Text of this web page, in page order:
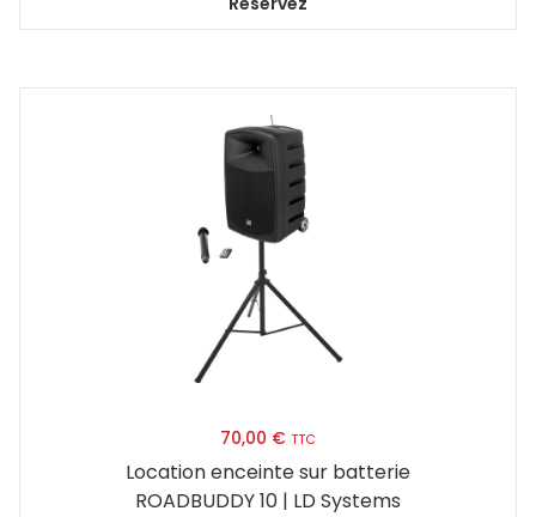
70,00 € TTC
Location enceinte sur batterie
ROADBUDDY 10 | LD Systems